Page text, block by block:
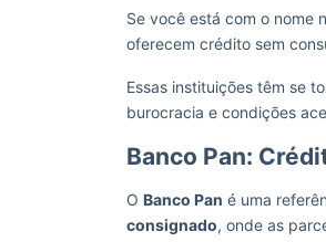
Se você está com o nome
oferecem crédito sem
Essas instituições têm se
burocracia e condições
Banco Pan:
O Banco Pan é uma
consignado, onde as